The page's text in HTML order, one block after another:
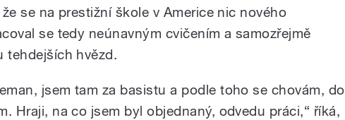
se na prestižní škole v Americe nic nového
se tedy neúnavným cvičením a samozřejmě
tehdejších hvězd.
jsem tam za basistu a podle toho se chovám, do
Hraji, na co jsem byl objednaný, odvedu práci,“ říká,